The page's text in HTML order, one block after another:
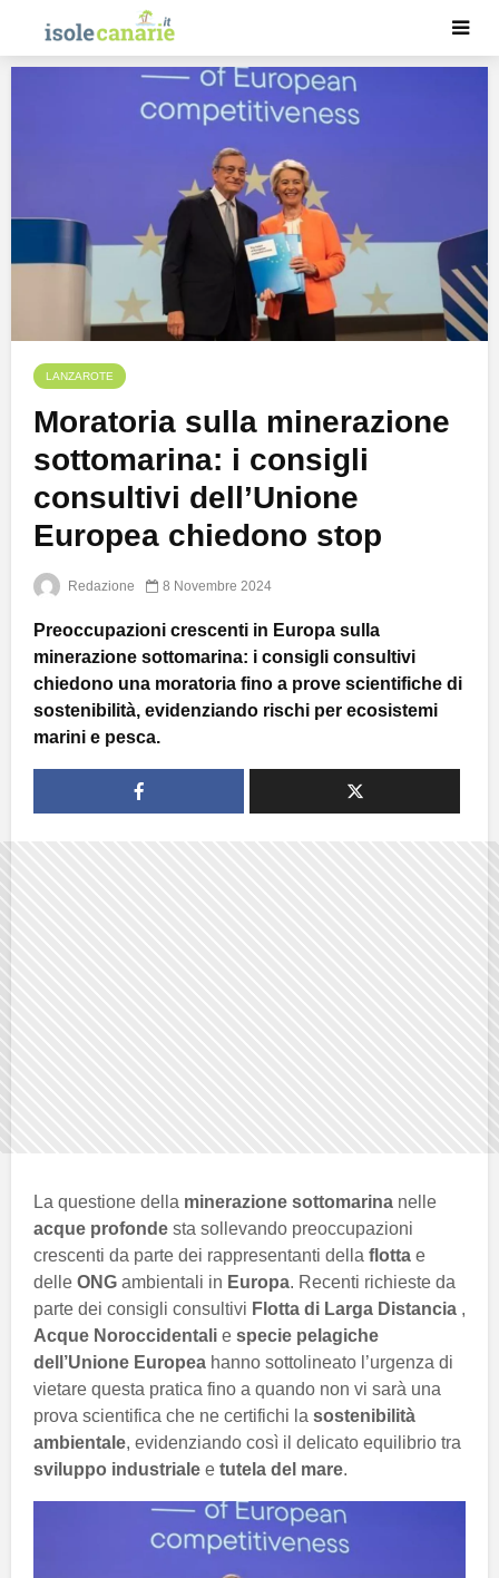
LANZAROTE
Moratoria sulla minerazione
sottomarina: i consigli
consultivi dell’Unione
Europea chiedono stop
Redazione 8 Novembre 2024
Preoccupazioni crescenti in Europa sulla
minerazione sottomarina: i consigli consultivi
chiedono una moratoria fino a prove scientifiche di
sostenibilità, evidenziando rischi per ecosistemi
marini e pesca.
La questione della minerazione sottomarina nelle
acque profonde sta sollevando preoccupazioni
crescenti da parte dei rappresentanti della flotta e
delle ONG ambientali in Europa. Recenti richieste da
parte dei consigli consultivi Flotta di Larga Distancia ,
Acque Noroccidentali e specie pelagiche
dell’Unione Europea hanno sottolineato l’urgenza di
vietare questa pratica fino a quando non vi sarà una
prova scientifica che ne certifichi la sostenibilità
ambientale, evidenziando così il delicato equilibrio tra
sviluppo industriale e tutela del mare.